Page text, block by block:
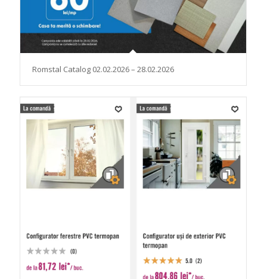
Romstal Catalog 02.02.2026 – 28.02.2026